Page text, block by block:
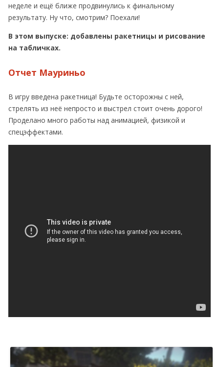
неделе и ещё ближе продвинулись к финальному
результату. Ну что, смотрим? Поехали!
В этом выпуске: добавлены ракетницы и рисование
на табличках.
Отчет Мауриньо
В игру введена ракетница! Будьте осторожны с ней,
стрелять из неё непросто и выстрел стоит очень дорого!
Проделано много работы над анимацией, физикой и
спецэффектами.